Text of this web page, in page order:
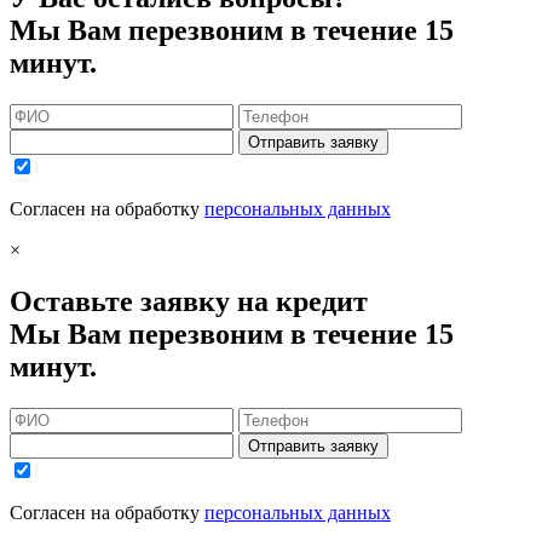
Мы Вам перезвоним в течение 15
минут.
Отправить заявку
Согласен на обработку персональных данных
×
Оставьте заявку на кредит
Мы Вам перезвоним в течение 15
минут.
Отправить заявку
Согласен на обработку персональных данных